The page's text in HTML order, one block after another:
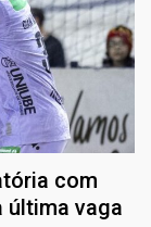
com
última vaga